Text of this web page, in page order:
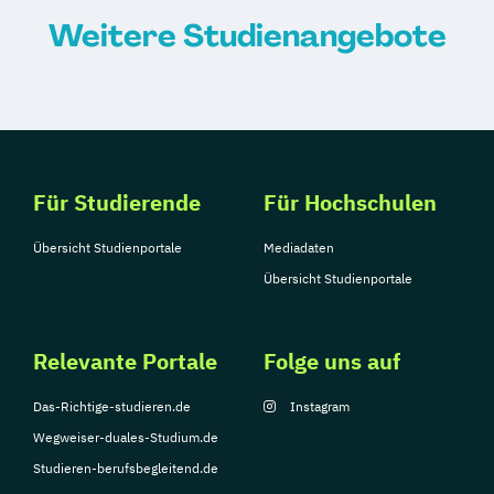
Weitere Studienangebote
Für Studierende
Übersicht Studienportale
Für Hochschulen
Mediadaten
Übersicht Studienportale
Relevante Portale
Das-Richtige-studieren.de
Wegweiser-duales-Studium.de
Studieren-berufsbegleitend.de
Folge uns auf
Instagram